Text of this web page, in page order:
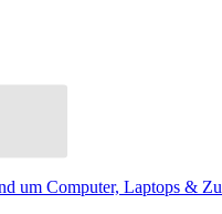
um Computer, Laptops &